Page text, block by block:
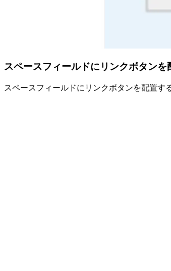
スペースフィールドにリンクボタンを
スペースフィールドにリンクボタンを配置す